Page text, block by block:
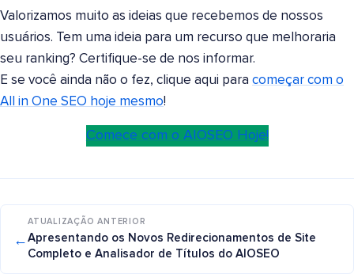
Valorizamos muito as ideias que recebemos de nossos
usuários. Tem uma ideia para um recurso que melhoraria
seu ranking? Certifique-se de nos informar.
E se você ainda não o fez, clique aqui para começar com o
All in One SEO hoje mesmo!
Comece com o AIOSEO Hoje!
←
ATUALIZAÇÃO ANTERIOR
Apresentando os Novos Redirecionamentos de Site
Completo e Analisador de Títulos do AIOSEO